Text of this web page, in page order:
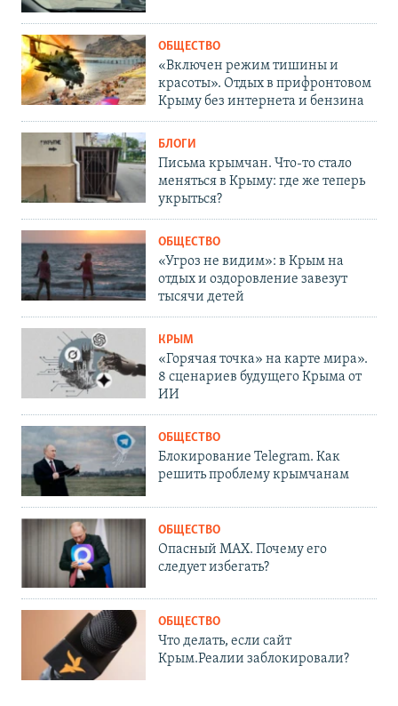
ОБЩЕСТВО
«Включен режим тишины и
красоты». Отдых в прифронтовом
Крыму без интернета и бензина
БЛОГИ
Письма крымчан. Что-то стало
меняться в Крыму: где же теперь
укрыться?
ОБЩЕСТВО
«Угроз не видим»: в Крым на
отдых и оздоровление завезут
тысячи детей
КРЫМ
«Горячая точка» на карте мира».
8 сценариев будущего Крыма от
ИИ
ОБЩЕСТВО
Блокирование Telegram. Как
решить проблему крымчанам
ОБЩЕСТВО
Опасный MAX. Почему его
следует избегать?
ОБЩЕСТВО
Что делать, если сайт
Крым.Реалии заблокировали?